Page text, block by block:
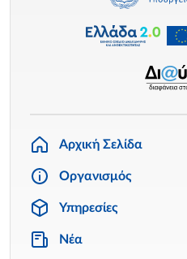
Αρχική Σελίδα
Οργανισμός
Υπηρεσίες
Νέα